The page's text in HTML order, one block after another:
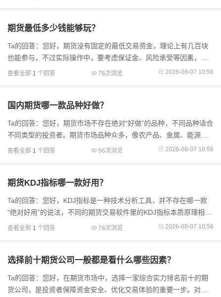
期货最低多少钱能够玩？
Ta的回答：您好，期货没有固定的最低交易资金，理论上有几百块
也能参与，不过实际操作中，要考虑保证金、风险承受等因素，资
金多些更合适。期货是保证金交易，只要交一定比例的钱就能买卖
查看全部 1 个回答 78次浏览 2026-08-07 10:56
国内期货哪一款品种好做？
Ta的回答：您好，期货市场不存在绝对“好做”的品种，不同品种适合
不同类型的投资者。期货市场品种众多，像农产品、金属、能源化
工等。农产品受气候、季节、政策影响较大，波动相对平稳，新手
查看全部 1 个回答 56次浏览 2026-08-07 10:56
期货KDJ指标哪一款好用？
Ta的回答：您好，KDJ指标是一种技术分析工具，并不存在哪一款
“绝对好用”的说法，不同的期货交易软件里的KDJ指标本质原理相
同，只是在界面显示、参数设置便捷性等方面有差异。KDJ指标通过
查看全部 1 个回答 78次浏览 2026-08-07 10:56
选择前十期货公司一般都是看什么哪些因素？
Ta的回答：您好，在期货市场中，选择一家综合实力排名前十的期
货公司，是投资者保障资金安全、优化交易体验的重要一步。对于